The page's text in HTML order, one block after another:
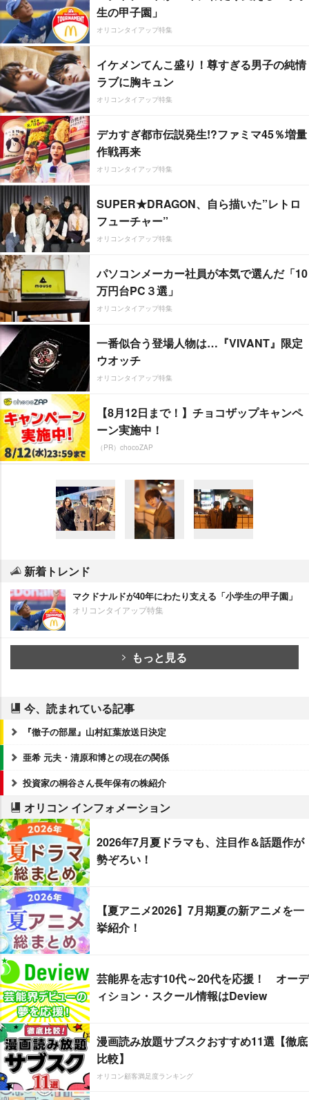
生の甲子園」
オリコンタイアップ特集
イケメンてんこ盛り！尊すぎる男子の純情
ラブに胸キュン
オリコンタイアップ特集
デカすぎ都市伝説発生!?ファミマ45％増量
作戦再来
オリコンタイアップ特集
SUPER★DRAGON、自ら描いた”レトロ
フューチャー”
オリコンタイアップ特集
パソコンメーカー社員が本気で選んだ「10
万円台PC３選」
オリコンタイアップ特集
一番似合う登場人物は…『VIVANT』限定
ウオッチ
オリコンタイアップ特集
【8月12日まで！】チョコザップキャンペ
ーン実施中！
（PR）chocoZAP
新着トレンド
マクドナルドが40年にわたり支える「小学生の甲子園」
オリコンタイアップ特集
もっと見る
今、読まれている記事
『徹子の部屋』山村紅葉放送日決定
亜希 元夫・清原和博との現在の関係
投資家の桐谷さん長年保有の株紹介
オリコン インフォメーション
2026年7月夏ドラマも、注目作＆話題作が
勢ぞろい！
【夏アニメ2026】7月期夏の新アニメを一
挙紹介！
芸能界を志す10代～20代を応援！ オーデ
ィション・スクール情報はDeview
漫画読み放題サブスクおすすめ11選【徹底
比較】
オリコン顧客満足度ランキング